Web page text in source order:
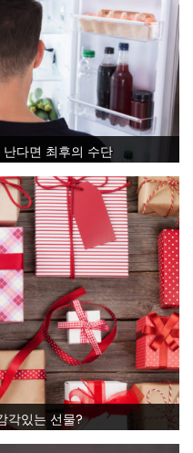
다면 최후의 수단
각있는 선물?